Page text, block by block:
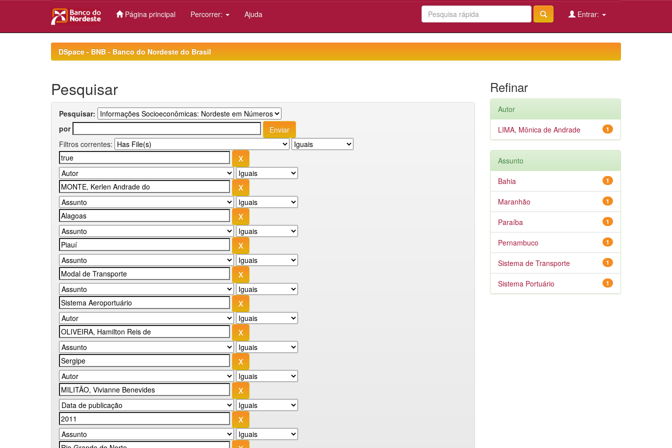
Página principal Percorrer: Ajuda Entrar:
DSpace - BNB - Banco do Nordeste do Brasil
Pesquisar
Pesquisar:
por
Filtros correntes:
Refinar
Autor
1
LIMA, Mônica de Andrade
Assunto
1
Bahia
1
Maranhão
1
Paraíba
1
Pernambuco
1
Sistema de Transporte
1
Sistema Portuário